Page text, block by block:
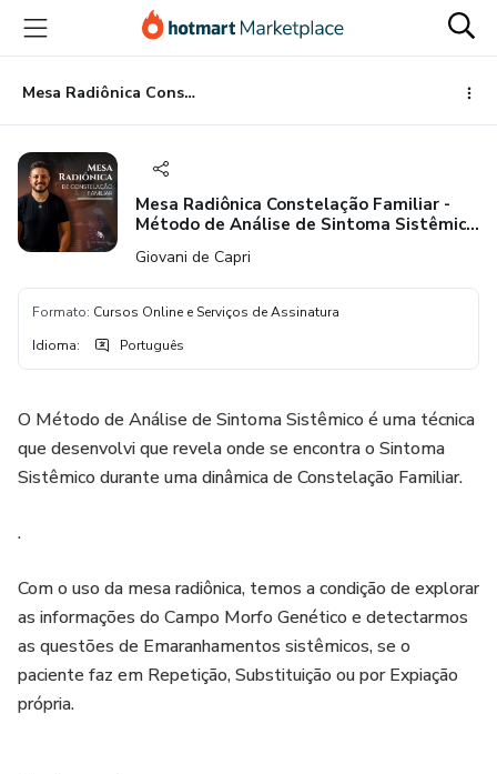
para
conteúdo
principal
para
pagamento
para
rodapé
Mesa Radiônica Constelação Familiar - Método de Análise de Sintoma Sistêmico - M.A.S.
Mesa Radiônica Constelação Familiar -
Método de Análise de Sintoma Sistêmico
Giovani de Capri
Formato: Cursos Online e Serviços de Assinatura
Idioma: Português
O Método de Análise de Sintoma Sistêmico é uma técnica
que desenvolvi que revela onde se encontra o Sintoma
Sistêmico durante uma dinâmica de Constelação Familiar.
.
Com o uso da mesa radiônica, temos a condição de explorar
as informações do Campo Morfo Genético e detectarmos
as questões de Emaranhamentos sistêmicos, se o
paciente faz em Repetição, Substituição ou por Expiação
própria.